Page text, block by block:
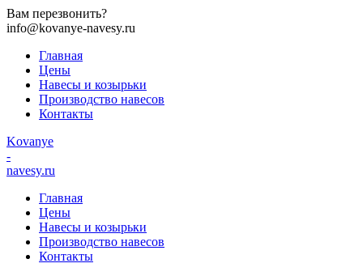
Вам перезвонить?
info@kovanye-navesy.ru
Главная
Цены
Навесы и козырьки
Производство навесов
Контакты
Kovanye
-
navesy.ru
Главная
Цены
Навесы и козырьки
Производство навесов
Контакты